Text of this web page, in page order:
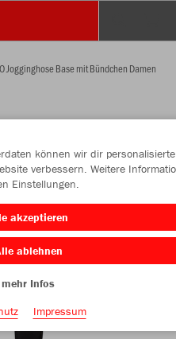
Jogginghose Base mit Bündchen Damen
können wir dir personalisierte
verbessern. Weitere
Einstellungen.
akzeptieren
ablehnen
mehr Infos
Impressum